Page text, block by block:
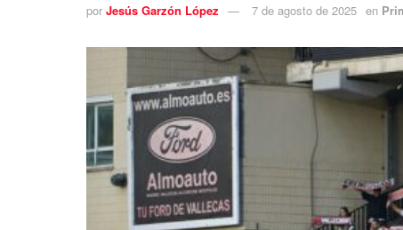
por Jesús Garzón López 7 de agosto de 2025 en